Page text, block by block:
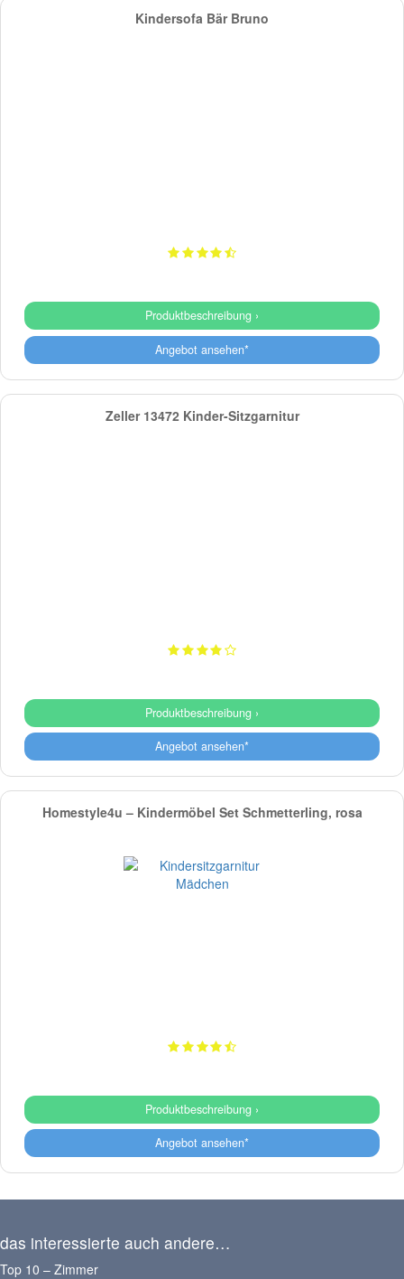
Kindersofa Bär Bruno
Produktbeschreibung ›
Angebot ansehen*
Zeller 13472 Kinder-Sitzgarnitur
Produktbeschreibung ›
Angebot ansehen*
Homestyle4u – Kindermöbel Set Schmetterling, rosa
Produktbeschreibung ›
Angebot ansehen*
das interessierte auch andere…
Top 10 – Zimmer